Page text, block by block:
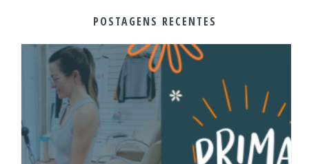
POSTAGENS RECENTES